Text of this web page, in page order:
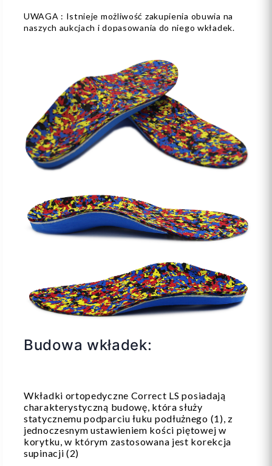
UWAGA : Istnieje możliwość zakupienia obuwia na
naszych aukcjach i dopasowania do niego wkładek.
Budowa wkładek:
Wkładki ortopedyczne Correct LS posiadają
charakterystyczną budowę, która służy
statycznemu podparciu łuku podłużnego (1), z
jednoczesnym ustawieniem kości piętowej w
korytku, w którym zastosowana jest korekcja
supinacji (2)